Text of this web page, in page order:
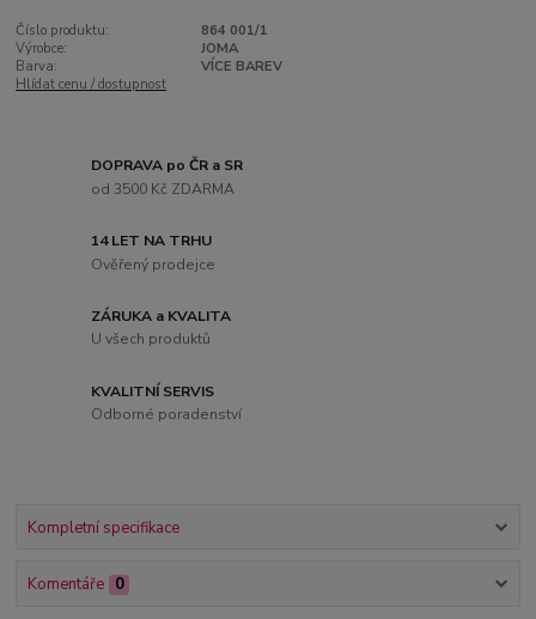
Číslo produktu:
864 001/1
Výrobce:
JOMA
Barva:
VÍCE BAREV
Hlídat cenu / dostupnost
DOPRAVA po ČR a SR
od 3500 Kč ZDARMA
14 LET NA TRHU
Ověřený prodejce
ZÁRUKA a KVALITA
U všech produktů
KVALITNÍ SERVIS
Odborné poradenství
Kompletní specifikace
Komentáře 0